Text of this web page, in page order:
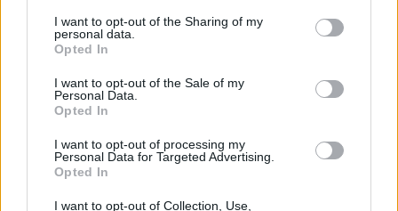
I want to opt-out of the Sharing of my
personal data.
Opted In
I want to opt-out of the Sale of my
Personal Data.
Opted In
I want to opt-out of processing my
Personal Data for Targeted Advertising.
Opted In
I want to opt-out of Collection, Use,
το αισιόδοξο μήνυμα